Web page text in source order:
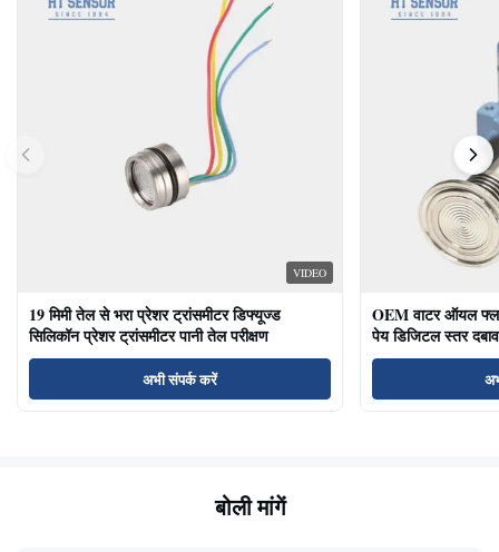
VIDEO
19 मिमी तेल से भरा प्रेशर ट्रांसमीटर डिफ्यूज्ड
सिलिकॉन प्रेशर ट्रांसमीटर पानी तेल परीक्षण
अभी संपर्क करें
OEM वाटर ऑयल
पेय डिजिटल स्तर
बोली मांगें